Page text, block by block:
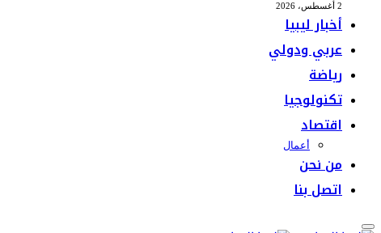
2 أغسطس، 2026
أخبار ليبيا
عربي ودولي
رياضة
تكنولوجيا
اقتصاد
أعمال
من نحن
اتصل بنا